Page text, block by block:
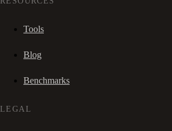
Tools
Blog
Benchmarks
LEGAL